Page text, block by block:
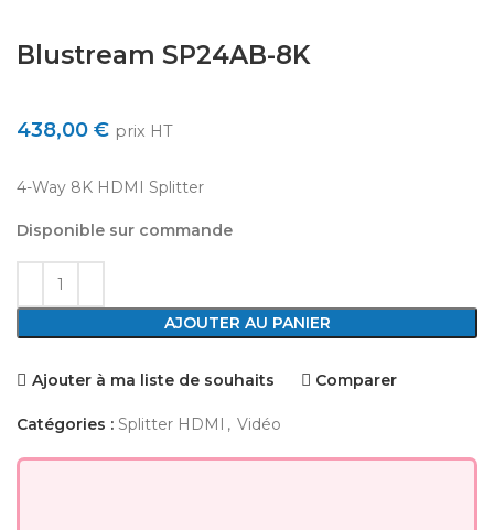
Blustream SP24AB-8K
438,00 € prix HT
4-Way 8K HDMI Splitter
Disponible sur commande
AJOUTER AU PANIER
Ajouter à ma liste de souhaits Comparer
Catégories : Splitter HDMI , Vidéo